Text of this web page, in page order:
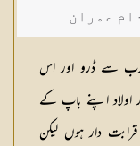
ام عمران
رب سے ڈرو اور اس
اپنے باپ كے
دار ہوں لیكن